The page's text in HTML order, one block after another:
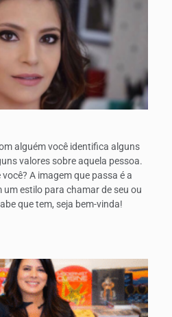
alguém você identifica alguns
valores sobre aquela pessoa.
A imagem que passa é a
um estilo para chamar de seu ou
que tem, seja bem-vinda!